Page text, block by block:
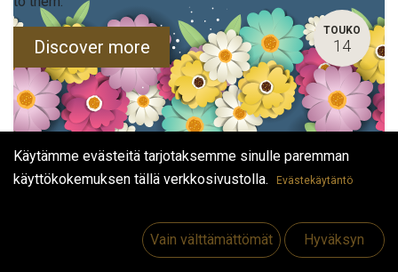
TOUKO
14
14. toukokuuta 2023-12.00(Europe/Helsinki)
Discover more
Käytämme evästeitä tarjotaksemme sinulle paremman
käyttökokemuksen tällä verkkosivustolla.
Evästekäytäntö
Vain välttämättömät Hyväksyn